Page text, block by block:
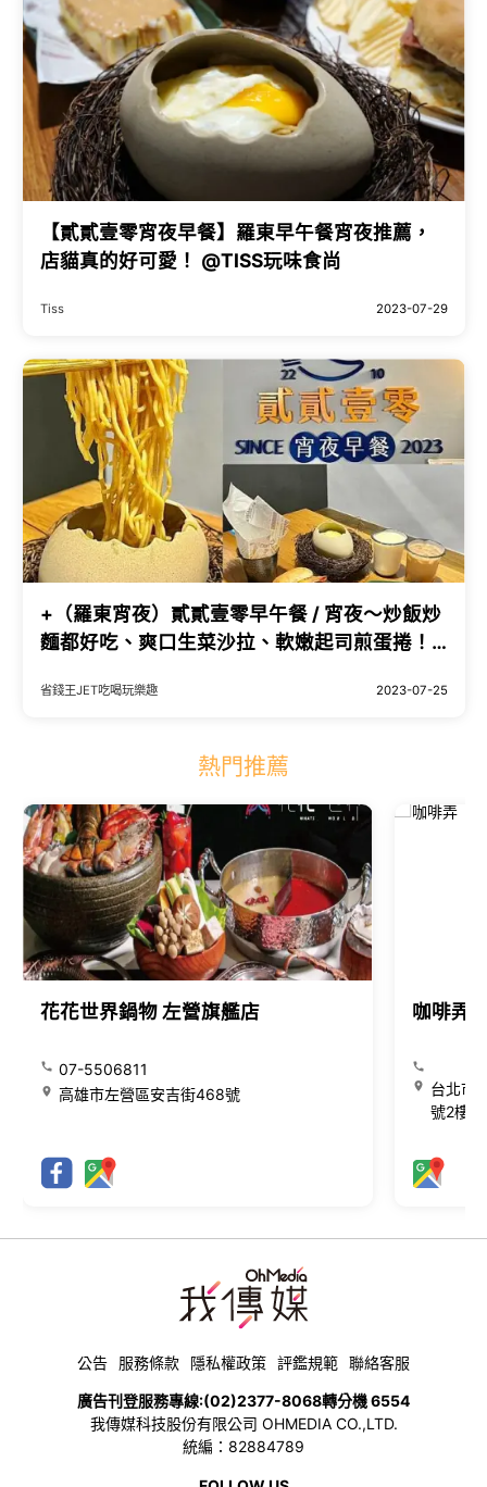
【貳貳壹零宵夜早餐】羅東早午餐宵夜推薦，
店貓真的好可愛！ @TISS玩味食尚
Tiss 2023-07-29
+（羅東宵夜）貳貳壹零早午餐 / 宵夜～炒飯炒
麵都好吃、爽口生菜沙拉、軟嫩起司煎蛋捲！
省錢王JET吃喝玩樂趣 2023-07-25
熱門推薦
花花世界鍋物 左營旗艦店
07-5506811
高雄市左營區安吉街468號
咖啡弄
台北市
號2樓
公告 服務條款 隱私權政策 評鑑規範 聯絡客服
廣告刊登服務專線:(02)2377-8068轉分機 6554
我傳媒科技股份有限公司 OHMEDIA CO.,LTD.
統編：82884789